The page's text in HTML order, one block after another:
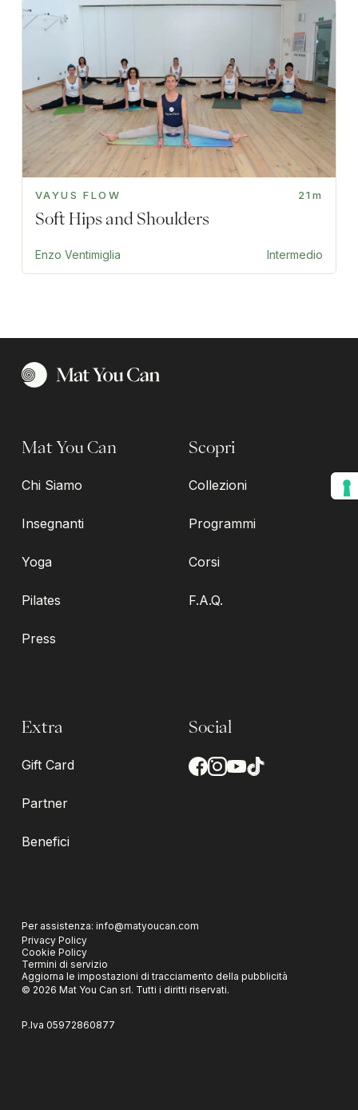
VAYUS FLOW 21m
Soft Hips and Shoulders
Enzo Ventimiglia Intermedio
Mat You Can
Chi Siamo
Insegnanti
Yoga
Pilates
Press
Scopri
Collezioni
Programmi
Corsi
F.A.Q.
Extra
Gift Card
Partner
Benefici
Social
Per assistenza: info@matyoucan.com
Privacy Policy
Cookie Policy
Termini di servizio
Aggiorna le impostazioni di tracciamento della pubblicità
© 2026 Mat You Can srl. Tutti i diritti riservati.
P.Iva 05972860877